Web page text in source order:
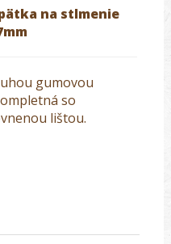
na stlmenie
gumovou
so
lištou.